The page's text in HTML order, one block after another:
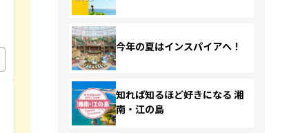
今年の夏はインスパイアへ！
知れば知るほど好きになる 湘
南・江の島